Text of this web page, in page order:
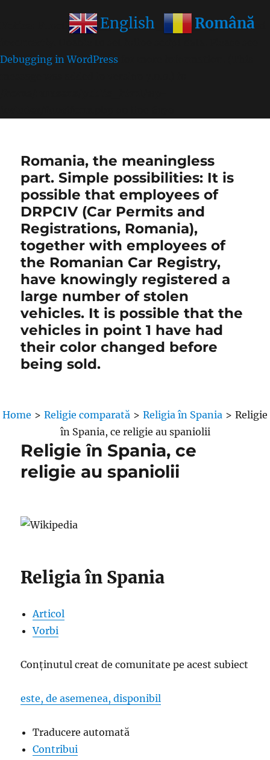
: Function wp_get_inline_script_tag was called
Debugging in WordPress
Romania, the meaningless
part. Simple possibilities: It is
possible that employees of
DRPCIV (Car Permits and
Registrations, Romania),
together with employees of
the Romanian Car Registry,
have knowingly registered a
large number of stolen
vehicles. It is possible that the
vehicles in point 1 have had
their color changed before
being sold.
Home > Religie comparată > Religia în Spania > Religie
în Spania, ce religie au spaniolii
Religie în Spania, ce
religie au spaniolii
Religia în Spania
Articol
Vorbi
Conținutul creat de comunitate pe acest subiect
este, de asemenea, disponibil
Traducere automată
Contribui
English Română